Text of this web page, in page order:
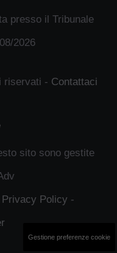
presso il Tribunale
2026
riservati - Contattaci
sito sono gestite
Privacy Policy -
Gestione preferenze cookie